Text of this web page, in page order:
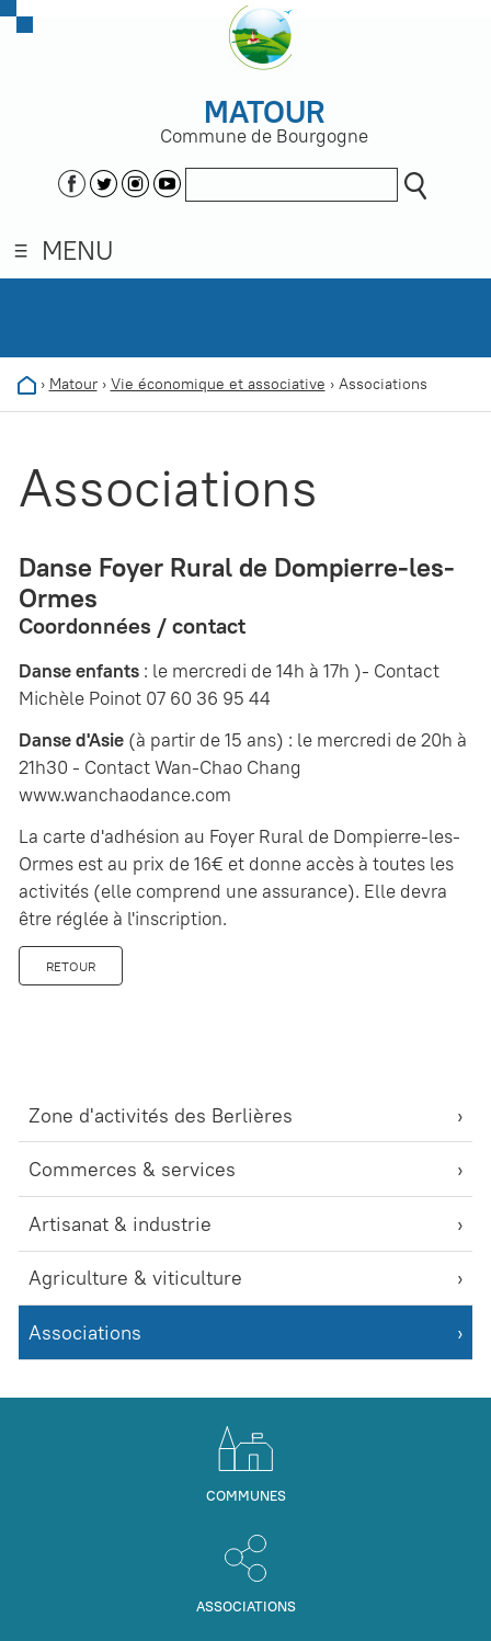
MATOUR
Commune de Bourgogne
MENU
› Matour› Vie économique et associative › Associations
Zone d'activités des Berlières
Commerces & services
Artisanat & industrie
Agriculture & viticulture
Associations
Associations
Danse Foyer Rural de Dompierre-les-
Ormes
Coordonnées / contact
Danse enfants : le mercredi de 14h à 17h )- Contact
Michèle Poinot 07 60 36 95 44
Danse d'Asie (à partir de 15 ans) : le mercredi de 20h à
21h30 - Contact Wan-Chao Chang
www.wanchaodance.com
La carte d'adhésion au Foyer Rural de Dompierre-les-
Ormes est au prix de 16€ et donne accès à toutes les
activités (elle comprend une assurance). Elle devra
être réglée à l'inscription.
RETOUR
COMMUNES
ASSOCIATIONS